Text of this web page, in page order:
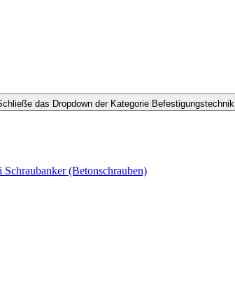
das Dropdown der Kategorie Befestigungstechnik
(Betonschrauben)